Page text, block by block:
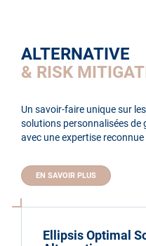
ALTERNATIVE
& RISK
Un savoir-faire unique sur
solutions personnalisées de
avec une expertise
EN SAVOIR PLUS
Ellipsis Optimal